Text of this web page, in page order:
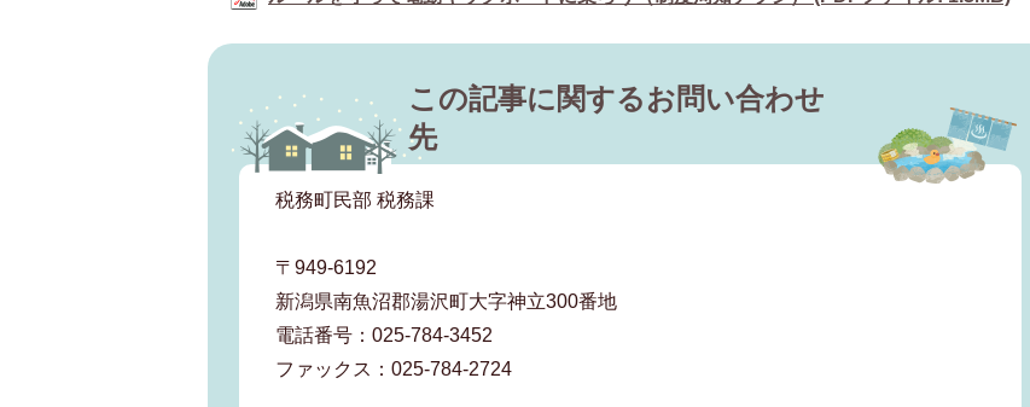
この記事に関するお問い合わせ
先
税務町民部 税務課
〒949-6192
新潟県南魚沼郡湯沢町大字神立300番地
電話番号：025-784-3452
ファックス：025-784-2724